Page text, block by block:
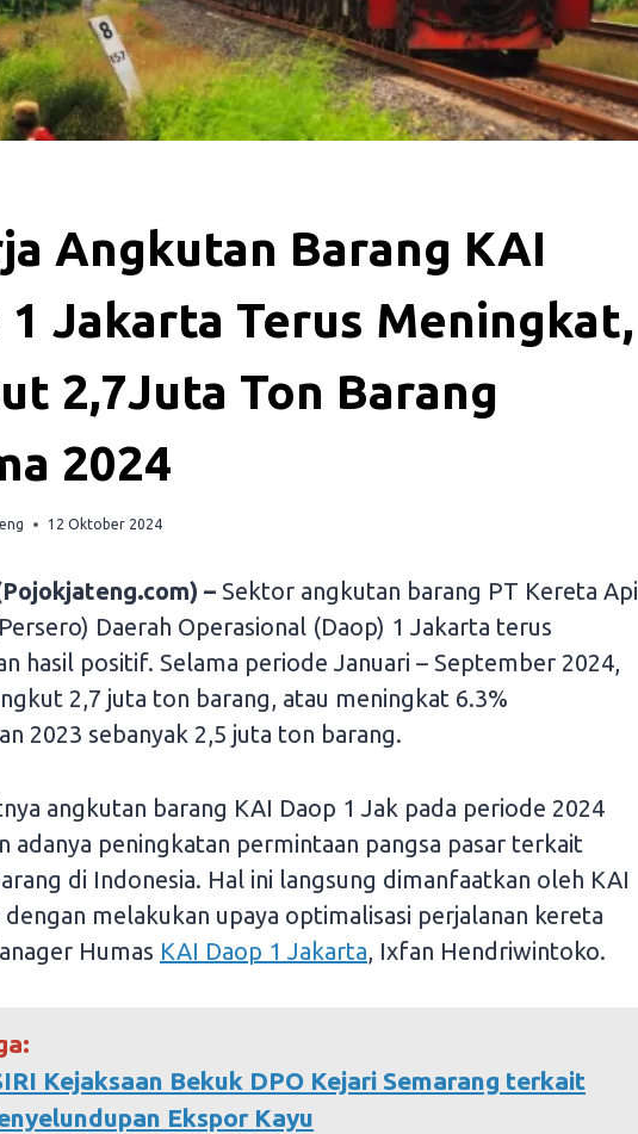
Angkutan Barang KAI
1 Jakarta Terus Meningkat,
2,7Juta Ton Barang
2024
12 Oktober 2024
– Sektor angkutan barang PT Kereta Api
Daerah Operasional (Daop) 1 Jakarta terus
hasil positif. Selama periode Januari – September 2024,
2,7 juta ton barang, atau meningkat 6.3%
2023 sebanyak 2,5 juta ton barang.
angkutan barang KAI Daop 1 Jak pada periode 2024
adanya peningkatan permintaan pangsa pasar terkait
di Indonesia. Hal ini langsung dimanfaatkan oleh KAI
dengan melakukan upaya optimalisasi perjalanan kereta
Humas KAI Daop 1 Jakarta, Ixfan Hendriwintoko.
Kejaksaan Bekuk DPO Kejari Semarang terkait
Ekspor Kayu